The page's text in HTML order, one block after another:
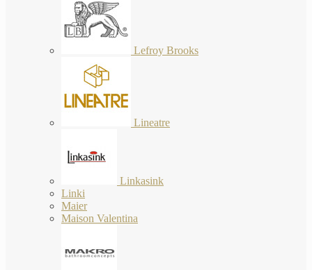
Lefroy Brooks
Lineatre
Linkasink
Linki
Maier
Maison Valentina